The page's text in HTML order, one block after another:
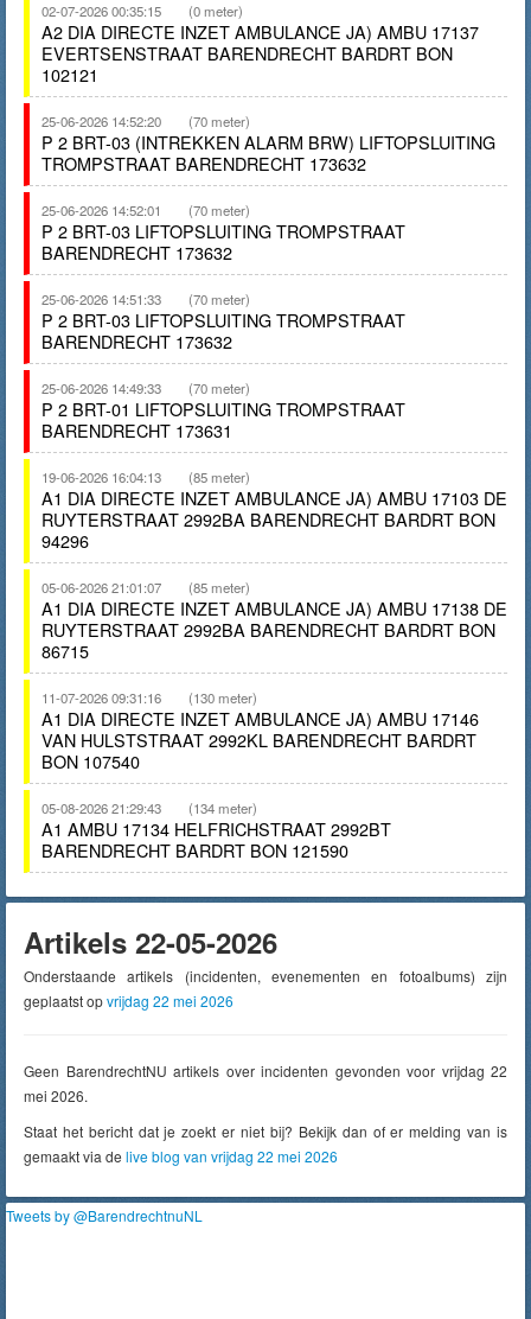
02-07-2026 00:35:15 (0 meter)
A2 DIA DIRECTE INZET AMBULANCE JA) AMBU 17137
EVERTSENSTRAAT BARENDRECHT BARDRT BON
102121
25-06-2026 14:52:20 (70 meter)
P 2 BRT-03 (INTREKKEN ALARM BRW) LIFTOPSLUITING
TROMPSTRAAT BARENDRECHT 173632
25-06-2026 14:52:01 (70 meter)
P 2 BRT-03 LIFTOPSLUITING TROMPSTRAAT
BARENDRECHT 173632
25-06-2026 14:51:33 (70 meter)
P 2 BRT-03 LIFTOPSLUITING TROMPSTRAAT
BARENDRECHT 173632
25-06-2026 14:49:33 (70 meter)
P 2 BRT-01 LIFTOPSLUITING TROMPSTRAAT
BARENDRECHT 173631
19-06-2026 16:04:13 (85 meter)
A1 DIA DIRECTE INZET AMBULANCE JA) AMBU 17103 DE
RUYTERSTRAAT 2992BA BARENDRECHT BARDRT BON
94296
05-06-2026 21:01:07 (85 meter)
A1 DIA DIRECTE INZET AMBULANCE JA) AMBU 17138 DE
RUYTERSTRAAT 2992BA BARENDRECHT BARDRT BON
86715
11-07-2026 09:31:16 (130 meter)
A1 DIA DIRECTE INZET AMBULANCE JA) AMBU 17146
VAN HULSTSTRAAT 2992KL BARENDRECHT BARDRT
BON 107540
05-08-2026 21:29:43 (134 meter)
A1 AMBU 17134 HELFRICHSTRAAT 2992BT
BARENDRECHT BARDRT BON 121590
Artikels 22-05-2026
Onderstaande artikels (incidenten, evenementen en fotoalbums) zijn
geplaatst opvrijdag 22 mei 2026
Geen BarendrechtNU artikels over incidenten gevonden voor vrijdag 22
mei 2026.
Staat het bericht dat je zoekt er niet bij? Bekijk dan of er melding van is
gemaakt via de live blog van vrijdag 22 mei 2026
Tweets by @BarendrechtnuNL